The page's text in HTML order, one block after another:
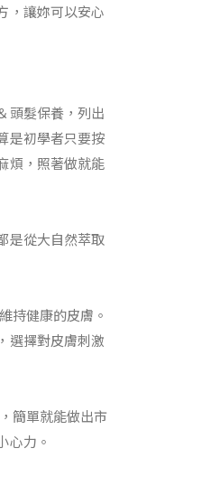
，讓妳可以安心
頭髮保養，列出
是初學者只要按
煩，照著做就能
是從大自然萃取
持健康的皮膚。
選擇對皮膚刺激
簡單就能做出市
心力。